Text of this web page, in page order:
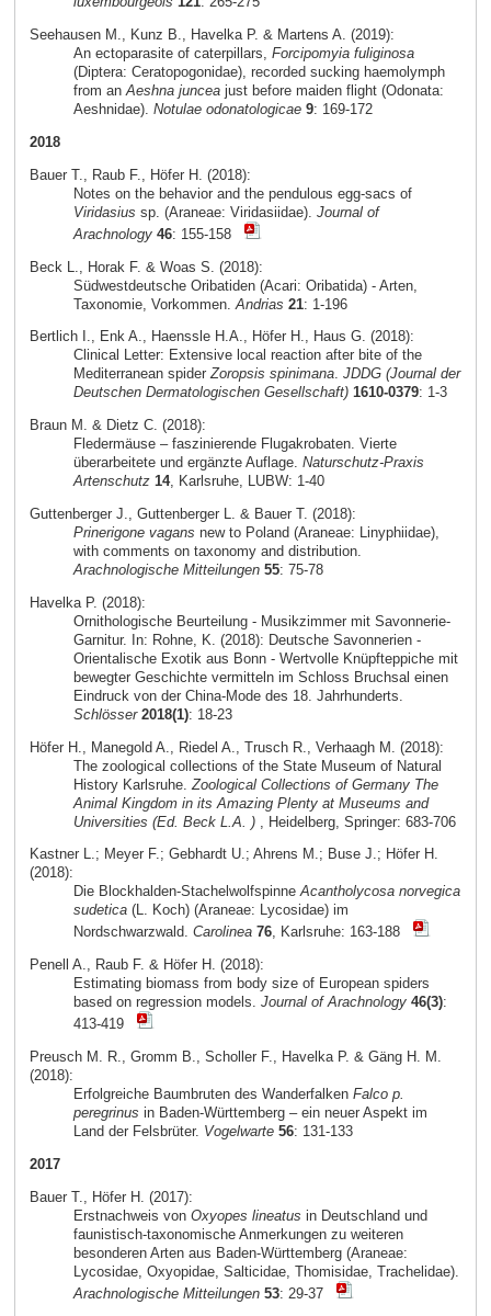
Seehausen M., Kunz B., Havelka P. & Martens A. (2019):
An ectoparasite of caterpillars, Forcipomyia fuliginosa
(Diptera: Ceratopogonidae), recorded sucking haemolymph
from anAeshna junceajust before maiden flight (Odonata:
Aeshnidae). Notulae odonatologicae 9: 169-172
2018
Bauer T., Raub F., Höfer H. (2018):
Notes on the behavior and the pendulous egg-sacs of
Viridasius sp. (Araneae: Viridasiidae). Journal of
Arachnology 46: 155-158
Beck L., Horak F. & Woas S. (2018):
Südwestdeutsche Oribatiden (Acari: Oribatida) - Arten,
Taxonomie, Vorkommen. Andrias 21: 1-196
Bertlich I., Enk A., Haenssle H.A., Höfer H., Haus G. (2018):
Clinical Letter: Extensive local reaction after bite of the
Mediterranean spiderZoropsis spinimana. JDDG (Journal der
Deutschen Dermatologischen Gesellschaft) 1610-0379: 1-3
Braun M. & Dietz C. (2018):
Fledermäuse – faszinierende Flugakrobaten. Vierte
überarbeitete und ergänzte Auflage. Naturschutz-Praxis
Artenschutz 14, Karlsruhe, LUBW: 1-40
Guttenberger J., Guttenberger L. & Bauer T. (2018):
Prinerigone vagans new to Poland (Araneae: Linyphiidae),
with comments on taxonomy and distribution.
Arachnologische Mitteilungen 55: 75-78
Havelka P. (2018):
Ornithologische Beurteilung - Musikzimmer mit Savonnerie-
Garnitur. In: Rohne, K. (2018): Deutsche Savonnerien -
Orientalische Exotik aus Bonn - Wertvolle Knüpfteppiche mit
bewegter Geschichte vermitteln im Schloss Bruchsal einen
Eindruck von der China-Mode des 18. Jahrhunderts.
Schlösser 2018(1): 18-23
Höfer H., Manegold A., Riedel A., Trusch R., Verhaagh M. (2018):
The zoological collections of the State Museum of Natural
History Karlsruhe. Zoological Collections of Germany The
Animal Kingdom in its Amazing Plenty at Museums and
Universities (Ed. Beck L.A. ), Heidelberg, Springer: 683-706
Kastner L.; Meyer F.; Gebhardt U.; Ahrens M.; Buse J.; Höfer H.
(2018):
Die Blockhalden-StachelwolfspinneAcantholycosa norvegica
sudetica(L. Koch) (Araneae: Lycosidae) im
Nordschwarzwald. Carolinea 76, Karlsruhe: 163-188
Penell A., Raub F. & Höfer H. (2018):
Estimating biomass from body size of European spiders
based on regression models. Journal of Arachnology 46(3):
413-419
Preusch M. R., Gromm B., Scholler F., Havelka P. & Gäng H. M.
(2018):
Erfolgreiche Baumbruten des Wanderfalken Falco p.
peregrinus in Baden-Württemberg – ein neuer Aspekt im
Land der Felsbrüter. Vogelwarte 56: 131-133
2017
Bauer T., Höfer H. (2017):
Erstnachweis von Oxyopes lineatus in Deutschland und
faunistisch-taxonomische Anmerkungen zu weiteren
besonderen Arten aus Baden-Württemberg (Araneae:
Lycosidae, Oxyopidae, Salticidae, Thomisidae, Trachelidae).
Arachnologische Mitteilungen 53: 29-37